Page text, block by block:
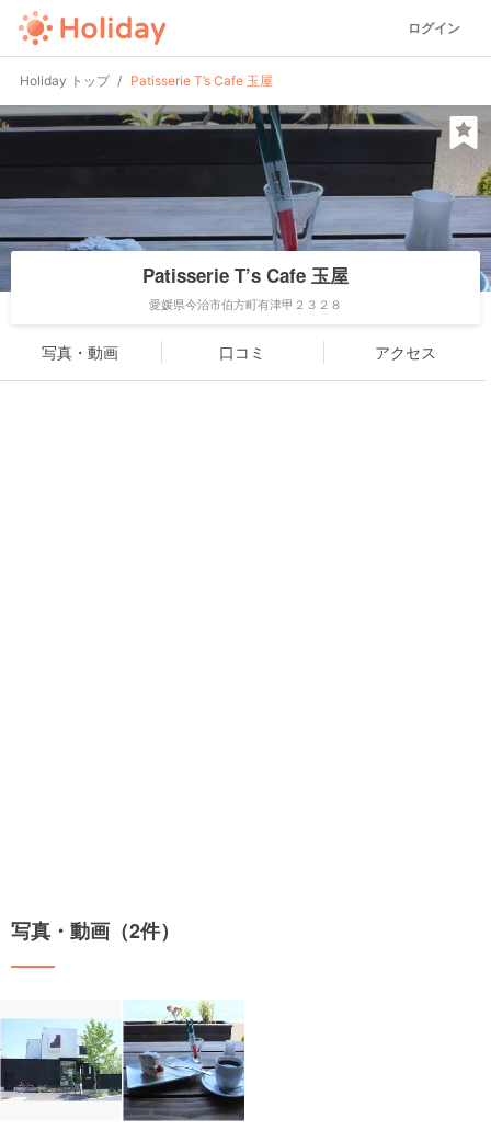
ログイン
Holiday トップ Patisserie T’s Cafe 玉屋
Patisserie T’s Cafe 玉屋
愛媛県今治市伯方町有津甲２３２８
写真・動画 口コミ アクセス
写真・動画（2件）